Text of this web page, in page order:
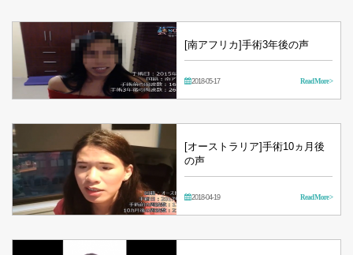
[南アフリカ]手術3年後の声
2018-05-17 Read More >
[オーストラリア]手術10ヵ月後
の声
2018-04-19 Read More >